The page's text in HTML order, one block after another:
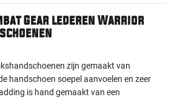
Gear lederen Warrior
zijn gemaakt van
handschoen soepel aanvoelen en zeer
is hand gemaakt van een